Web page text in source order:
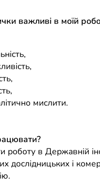
важливі в моїй
мислити.
роботу в Державній
дослідницьких і